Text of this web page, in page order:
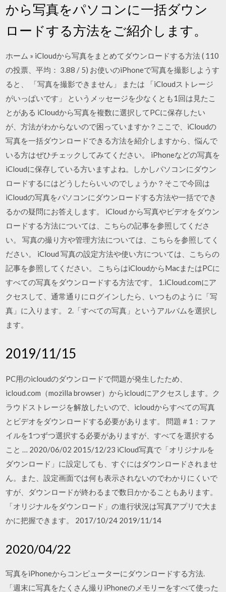
から写真をパソコンに一括ダウン
ロードする方法をご紹介します。
ホーム » iCloudから写真をまとめてダウンロードする方法 ( 110
の投票、平均： 3.88 / 5) お使いのiPhoneで写真を撮影しようす
ると、 「写真を撮影できません」 または 「iCloudストレージ
がいっぱいです」 というメッセージを少なくとも1回は見たこ
とがある iCloudから写真を複数に選択してPCに保存したい
が、方法がわからないので困っていますか？ここで、iCloudの
写真を一括ダウンロードできる方法を紹介しますから、悩んで
いる方はぜひチェックしてみてください。 iPhoneなどの写真を
iCloudに保存している方いますよね。しかしパソコンにダウン
ロードするにはどうしたらいいのでしょうか？そこで今回は
iCloudの写真をパソコンにダウンロードする方法や一括ででき
るかの疑問にお答えします。 iCloud から写真やビデオをダウン
ロードする方法については、こちらの記事を参照してくださ
い。 写真の撮り方や管理方法については、こちらを参照してく
ださい。 iCloud 写真の設定方法や使い方については、こちらの
記事を参照してください。 こちらはiCloudからMacまたはPCに
すべての写真をダウンロードする方法です。 1.iCloud.comにア
クセスして、通常通りにログインしたら、いつものように「写
真」に入ります。 2.「すべての写真」というアルバムを選択し
ます。
2019/11/15
PC用のicloudのダウンロードで問題が発生したため、
icloud.com（mozilla browser）からicloudにアクセスします。ク
ラウドストレージを解放したいので、icloudからすべての写真
とビデオをダウンロードする必要があります。 問題＃1：ファ
イルを1つずつ選択する必要がありますが、すべてを選択する
こと … 2020/06/02 2015/12/23 iCloud写真で「オリジナルを
ダウンロード」に設定しても、すぐにはダウンロードされませ
ん。また、設定画面では何も表示されないのでわかりにくいで
すが、ダウンロードが終わるまで数日かかることもあります。
「オリジナルをダウンロード」の進行状況は写真アプリで大ま
かに把握できます。 2017/10/24 2019/11/14
2020/04/22
写真をiPhoneからコンピューターにダウンロードする方法.
「週末に写真をたくさん撮りiPhoneのメモリーをすべて使った